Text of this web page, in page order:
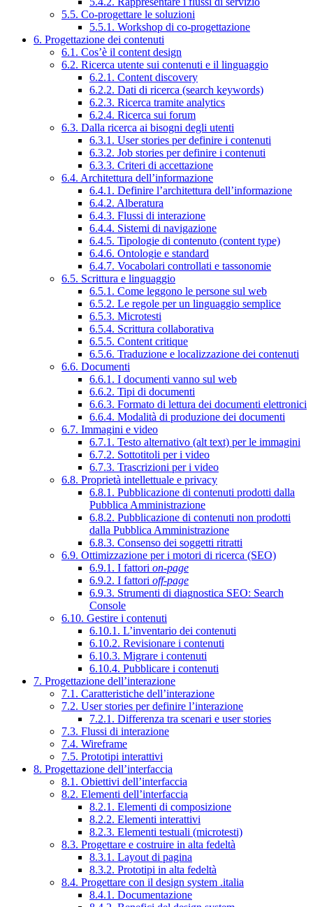
5.5. Co-progettare le soluzioni
5.5.1. Workshop di co-progettazione
6. Progettazione dei contenuti
6.1. Cos’è il content design
6.2. Ricerca utente sui contenuti e il linguaggio
6.2.1. Content discovery
6.2.2. Dati di ricerca (search keywords)
6.2.3. Ricerca tramite analytics
6.2.4. Ricerca sui forum
6.3. Dalla ricerca ai bisogni degli utenti
6.3.1. User stories per definire i contenuti
6.3.2. Job stories per definire i contenuti
6.3.3. Criteri di accettazione
6.4. Architettura dell’informazione
6.4.1. Definire l’architettura dell’informazione
6.4.2. Alberatura
6.4.3. Flussi di interazione
6.4.4. Sistemi di navigazione
6.4.5. Tipologie di contenuto (content type)
6.4.6. Ontologie e standard
6.4.7. Vocabolari controllati e tassonomie
6.5. Scrittura e linguaggio
6.5.1. Come leggono le persone sul web
6.5.2. Le regole per un linguaggio semplice
6.5.3. Microtesti
6.5.4. Scrittura collaborativa
6.5.5. Content critique
6.5.6. Traduzione e localizzazione dei contenuti
6.6. Documenti
6.6.1. I documenti vanno sul web
6.6.2. Tipi di documenti
6.6.3. Formato di lettura dei documenti elettronici
6.6.4. Modalità di produzione dei documenti
6.7. Immagini e video
6.7.1. Testo alternativo (alt text) per le immagini
6.7.2. Sottotitoli per i video
6.7.3. Trascrizioni per i video
6.8. Proprietà intellettuale e privacy
6.8.1. Pubblicazione di contenuti prodotti dalla
Pubblica Amministrazione
6.8.2. Pubblicazione di contenuti non prodotti
dalla Pubblica Amministrazione
6.8.3. Consenso dei soggetti ritratti
6.9. Ottimizzazione per i motori di ricerca (SEO)
6.9.1. I fattori on-page
6.9.2. I fattori off-page
6.9.3. Strumenti di diagnostica SEO: Search
Console
6.10. Gestire i contenuti
6.10.1. L’inventario dei contenuti
6.10.2. Revisionare i contenuti
6.10.3. Migrare i contenuti
6.10.4. Pubblicare i contenuti
7. Progettazione dell’interazione
7.1. Caratteristiche dell’interazione
7.2. User stories per definire l’interazione
7.2.1. Differenza tra scenari e user stories
7.3. Flussi di interazione
7.4. Wireframe
7.5. Prototipi interattivi
8. Progettazione dell’interfaccia
8.1. Obiettivi dell’interfaccia
8.2. Elementi dell’interfaccia
8.2.1. Elementi di composizione
8.2.2. Elementi interattivi
8.2.3. Elementi testuali (microtesti)
8.3. Progettare e costruire in alta fedeltà
8.3.1. Layout di pagina
8.3.2. Prototipi in alta fedeltà
8.4. Progettare con il design system .italia
8.4.1. Documentazione